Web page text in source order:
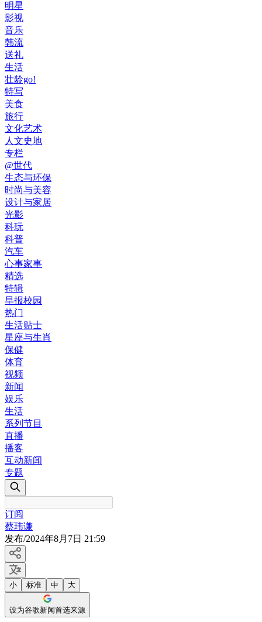
明星
影视
音乐
韩流
送礼
生活
壮龄go!
特写
美食
旅行
文化艺术
人文史地
专栏
@世代
生态与环保
时尚与美容
设计与家居
光影
科玩
科普
汽车
心事家事
精选
特辑
早报校园
热门
生活贴士
星座与生肖
保健
体育
视频
新闻
娱乐
生活
系列节目
直播
播客
互动新闻
专题
订阅
蔡玮谦
发布/2024年8月7日 21:59
小 标准 中 大
设为谷歌新闻首选来源